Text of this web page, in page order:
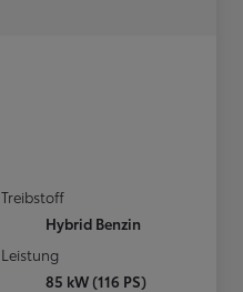
Treibstoff
Hybrid Benzin
Leistung
85 kW (116 PS)